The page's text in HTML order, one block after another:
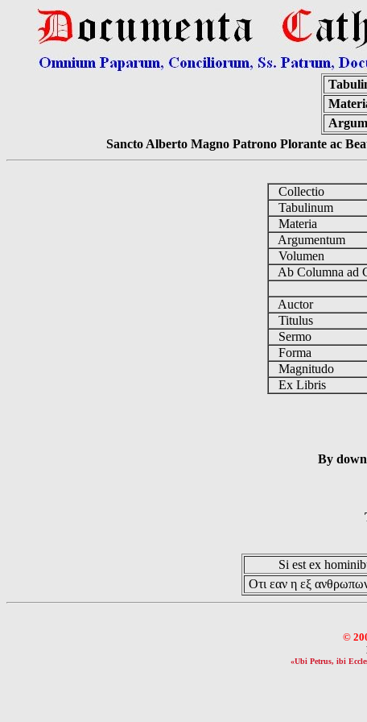
Sancto Alberto Magno Patrono Plorante ac
Collectio
Tabulinum
Materia
Argumentum
Volumen
Ab Columna ad
Auctor
Titulus
Sermo
Forma
Magnitudo
Ex Libris
By
Si est ex
Οτι εαν η εξ
©
«Ubi Petrus, ibi